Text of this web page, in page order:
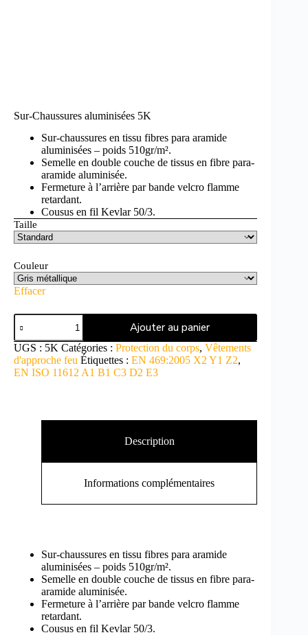
Sur-Chaussures aluminisées 5K
Sur-chaussures en tissu fibres para aramide
aluminisées – poids 510gr/m².
Semelle en double couche de tissus en fibre para-
aramide aluminisée.
Fermeture à l’arrière par bande velcro flamme
retardant.
Cousus en fil Kevlar 50/3.
Taille
Couleur
Effacer
Ajouter au panier
UGS : 5K Catégories : Protection du corps, Vêtements
d'approche feu Étiquettes : EN 469:2005 X2 Y1 Z2,
EN ISO 11612 A1 B1 C3 D2 E3
Description
Informations complémentaires
Sur-chaussures en tissu fibres para aramide
aluminisées – poids 510gr/m².
Semelle en double couche de tissus en fibre para-
aramide aluminisée.
Fermeture à l’arrière par bande velcro flamme
retardant.
Cousus en fil Kevlar 50/3.